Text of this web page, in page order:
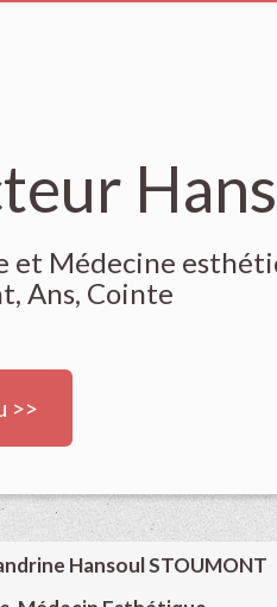
et Médecine
Ans, Cointe
>>
Hansoul STOUMONT